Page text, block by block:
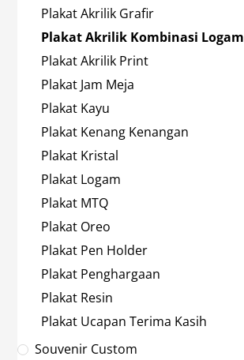
Plakat Akrilik Grafir
Plakat Akrilik Kombinasi Logam
Plakat Akrilik Print
Plakat Jam Meja
Plakat Kayu
Plakat Kenang Kenangan
Plakat Kristal
Plakat Logam
Plakat MTQ
Plakat Oreo
Plakat Pen Holder
Plakat Penghargaan
Plakat Resin
Plakat Ucapan Terima Kasih
Souvenir Custom